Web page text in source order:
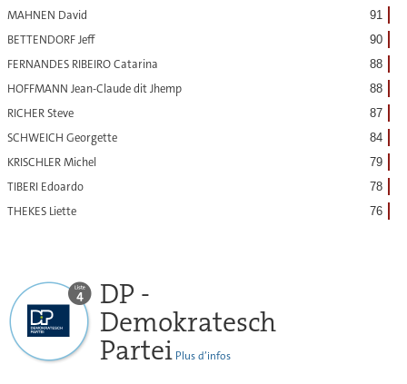
MAHNEN David 91
BETTENDORF Jeff 90
FERNANDES RIBEIRO Catarina 88
HOFFMANN Jean-Claude dit Jhemp 88
RICHER Steve 87
SCHWEICH Georgette 84
KRISCHLER Michel 79
TIBERI Edoardo 78
THEKES Liette 76
DP -
Demokratesch
Partei Plus d’infos